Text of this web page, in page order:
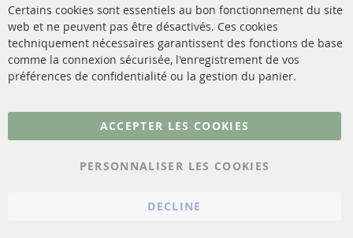
Catalyseur (CAT)
Capteurs
Matériel de montage
livraison
Contact
Résilier le contrat
Plus de liens
Conditions générales
Certains cookies sont essentiels au bon fonctionnement du site
web et ne peuvent pas être désactivés. Ces cookies
techniquement nécessaires garantissent des fonctions de base
comme la connexion sécurisée, l'enregistrement de vos
préférences de confidentialité ou la gestion du panier.
ACCEPTER LES COOKIES
PERSONNALISER LES COOKIES
DECLINE